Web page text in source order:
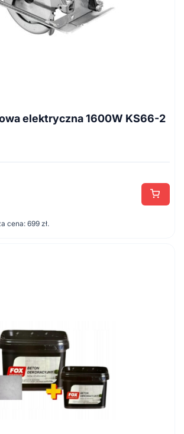
elektryczna 1600W KS66-2
cena: 699 zł.